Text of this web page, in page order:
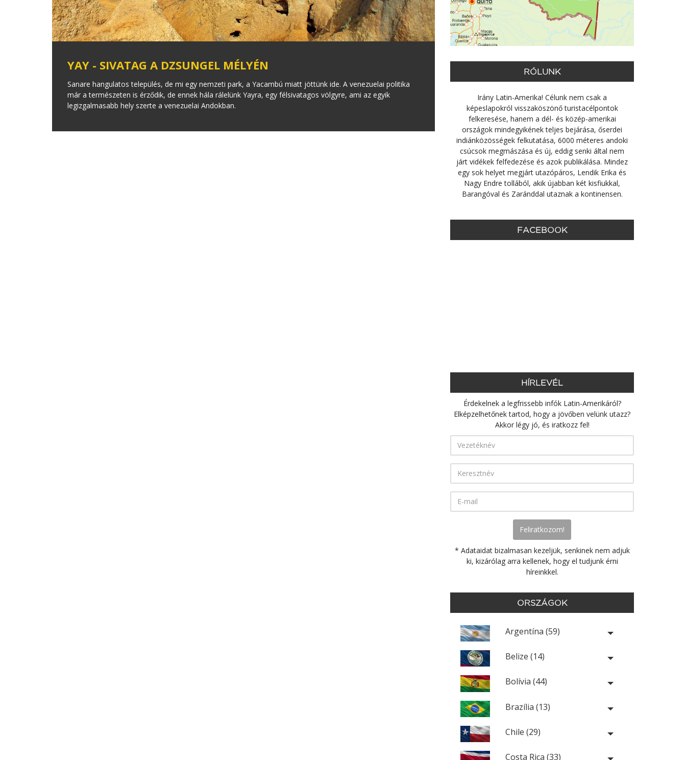
YAY - SIVATAG A DZSUNGEL MÉLYÉN
Sanare hangulatos település, de mi egy nemzeti park, a Yacambú miatt jöttünk ide. A venezuelai politika
már a természeten is érződik, de ennek hála rálelünk Yayra, egy félsivatagos völgyre, ami az egyik
legizgalmasabb hely szerte a venezuelai Andokban.
RÓLUNK
Irány Latin-Amerika! Célunk nem csak a
képeslapokról visszaköszönő turistacélpontok
felkeresése, hanem a dél- és közép-amerikai
országok mindegyikének teljes bejárása, őserdei
indiánközösségek felkutatása, 6000 méteres andoki
csúcsok megmászása és új, eddig senki által nem
járt vidékek felfedezése és azok publikálása. Mindez
egy sok helyet megjárt utazópáros, Lendik Erika és
Nagy Endre tollából, akik újabban két kisfiukkal,
Barangóval és Zaránddal utaznak a kontinensen.
FACEBOOK
HÍRLEVÉL
Érdekelnek a legfrissebb infók Latin-Amerikáról?
Elképzelhetőnek tartod, hogy a jövőben velünk utazz?
Akkor légy jó, és iratkozz fel!
* Adataidat bizalmasan kezeljük, senkinek nem adjuk
ki, kizárólag arra kellenek, hogy el tudjunk érni
híreinkkel.
ORSZÁGOK
Argentína (59)
Belize (14)
Bolívia (44)
Brazília (13)
Chile (29)
Costa Rica (33)